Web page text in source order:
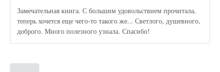
Замечательная книга. С большим удовольствием прочитала,
теперь хочется еще чего-то такого же... Светлого, душевного,
доброго. Много полезного узнала. Спасибо!